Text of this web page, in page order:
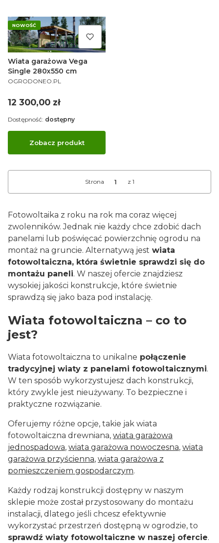
NOWOŚĆ
Wiata garażowa Vega
Single 280x550 cm
PRODUCENT
OGRODONEO.PL
Cena
12 300,00 zł
Zobacz produkt
Dostępność: dostępny
Strona z 1
Fotowoltaika z roku na rok ma coraz więcej
zwolenników. Jednak nie każdy chce zdobić dach
panelami lub poświęcać powierzchnię ogrodu na
montaż na gruncie. Alternatywą jest wiata
fotowoltaiczna, która świetnie sprawdzi się do
montażu paneli. W naszej ofercie znajdziesz
wysokiej jakości konstrukcje, które świetnie
sprawdzą się jako baza pod instalację.
Wiata fotowoltaiczna – co to
jest?
Wiata fotowoltaiczna to unikalne połączenie
tradycyjnej wiaty z panelami fotowoltaicznymi.
W ten sposób wykorzystujesz dach konstrukcji,
który zwykle jest nieużywany. To bezpieczne i
praktyczne rozwiązanie.
Oferujemy różne opcje, takie jak wiata
fotowoltaiczna drewniana, wiata garażowa
jednospadowa, wiata garażowa nowoczesna, wiata
garażowa przyścienna, wiata garażowa z
pomieszczeniem gospodarczym.
Każdy rodzaj konstrukcji dostępny w naszym
sklepie może został przystosowany do montażu
instalacji, dlatego jeśli chcesz efektywnie
wykorzystać przestrzeń dostępną w ogrodzie, to
sprawdź wiaty fotowoltaiczne w naszej ofercie.